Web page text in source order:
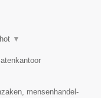
▼
mensenhandel-